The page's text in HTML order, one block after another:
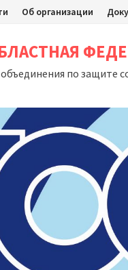
Об организации
по защите